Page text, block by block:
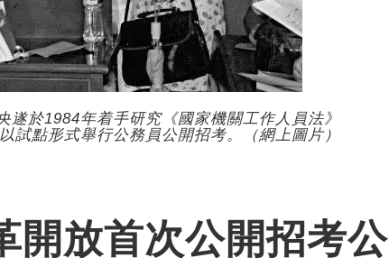
於1984年着手研究《國家機關工作人員法》
試點形式舉行公務員公開招考。（網上圖片）
開放首次公開招考公